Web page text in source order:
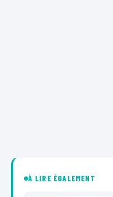
À LIRE ÉGALEMENT